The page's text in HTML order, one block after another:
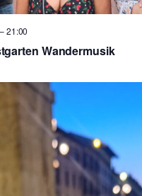
–21:00
Wandermusik